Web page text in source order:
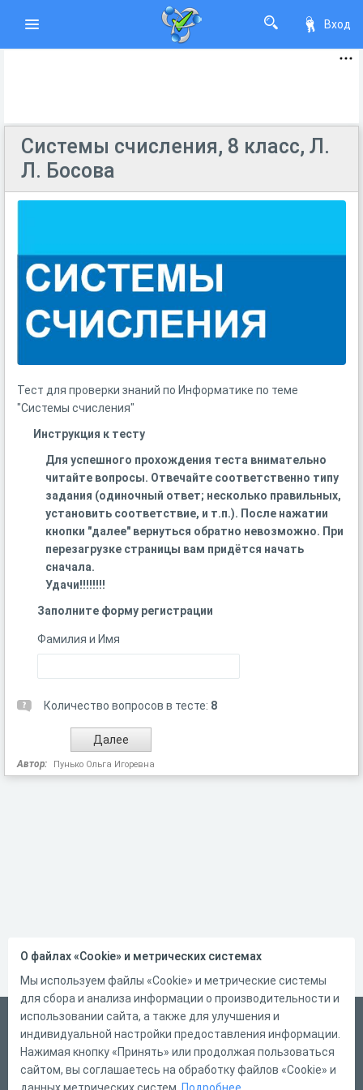
Вход
Системы счисления, 8 класс, Л.
Л. Босова
Тест для проверки знаний по Информатике по теме
"Системы счисления"
Инструкция к тесту
Для успешного прохождения теста внимательно
читайте вопросы. Отвечайте соответственно типу
задания (одиночный ответ; несколько правильных,
установить соответствие, и т.п.). После нажатии
кнопки "далее" вернуться обратно невозможно. При
перезагрузке страницы вам придётся начать
сначала.
Удачи!!!!!!!!
Заполните форму регистрации
Фамилия и Имя
Количество вопросов в тесте: 8
Автор: Пунько Ольга Игоревна
Русский
Справка
Форма обратной связи
О файлах «Cookie» и метрических системах
Мы используем файлы «Cookie» и метрические системы
для сбора и анализа информации о производительности и
использовании сайта, а также для улучшения и
индивидуальной настройки предоставления информации.
Нажимая кнопку «Принять» или продолжая пользоваться
сайтом, вы соглашаетесь на обработку файлов «Cookie» и